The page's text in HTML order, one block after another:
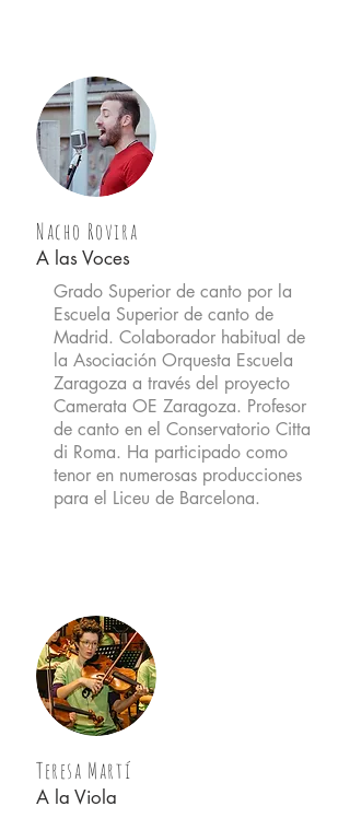
Nacho Rovira
A las Voces
Grado Superior de canto por la
Escuela Superior de canto de
Madrid. Colaborador habitual de
la Asociación Orquesta Escuela
Zaragoza a través del proyecto
Camerata OE Zaragoza. Profesor
de canto en el Conservatorio Citta
di Roma. Ha participado como
tenor en numerosas producciones
para el Liceu de Barcelona.
Teresa Martí
A la Viola